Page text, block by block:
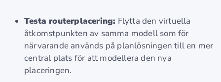
Testa routerplacering: Flytta den virtuella
åtkomstpunkten av samma modell som för
närvarande används på planlösningen till en mer
central plats för att modellera den nya
placeringen.